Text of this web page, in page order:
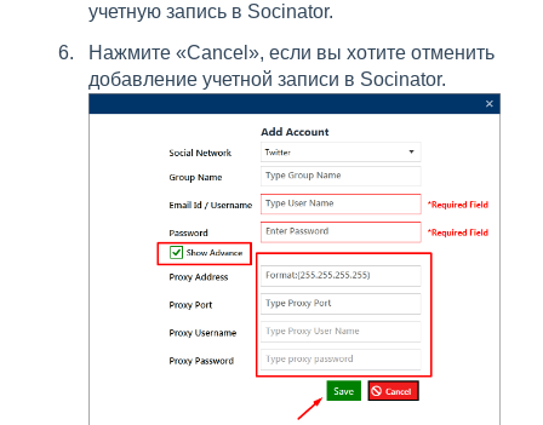
учетную запись в Socinator.
Нажмите «Cancel», если вы хотите отменить
добавление учетной записи в Socinator.